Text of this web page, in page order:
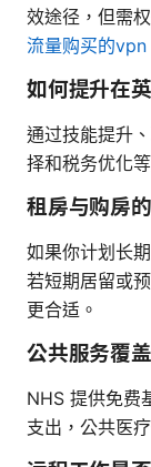
效途径，但需
流量购买的vpn
如何提升在
通过技能提升
择和税务优化
租房与购房
如果你计划长
若短期居留或
更合适。
公共服务覆
NHS 提供免费
支出，公共医